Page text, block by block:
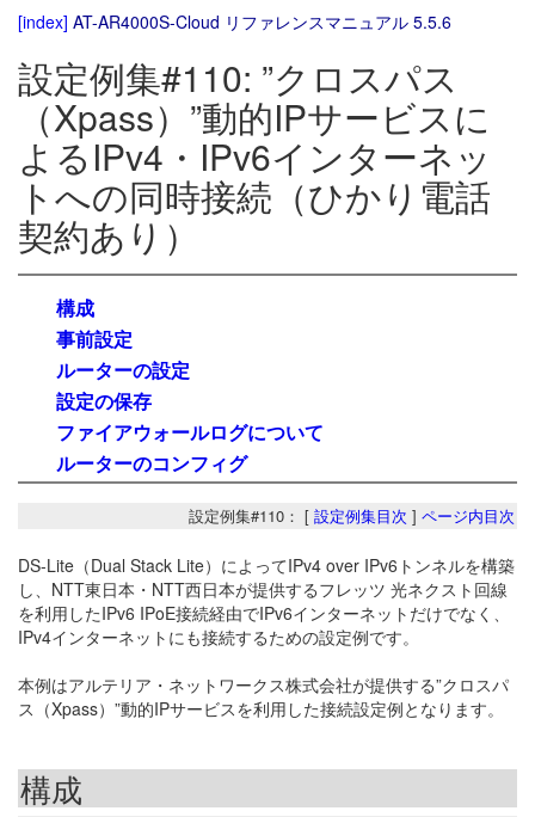
[index] AT-AR4000S-Cloud リファレンスマニュアル 5.5.6
設定例集#110: ”クロスパス
（Xpass）”動的IPサービスに
よるIPv4・IPv6インターネッ
トへの同時接続（ひかり電話
契約あり）
構成
事前設定
ルーターの設定
設定の保存
ファイアウォールログについて
ルーターのコンフィグ
設定例集#110： [ 設定例集目次 ] ページ内目次
DS-Lite（Dual Stack Lite）によってIPv4 over IPv6トンネルを構築
し、NTT東日本・NTT西日本が提供するフレッツ 光ネクスト回線
を利用したIPv6 IPoE接続経由でIPv6インターネットだけでなく、
IPv4インターネットにも接続するための設定例です。
本例はアルテリア・ネットワークス株式会社が提供する”クロスパ
ス（Xpass）”動的IPサービスを利用した接続設定例となります。
構成